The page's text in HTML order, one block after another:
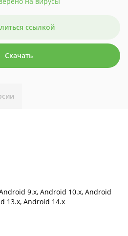
ссылкой
Скачать
9.x, Android 10.x, Android
13.x, Android 14.x